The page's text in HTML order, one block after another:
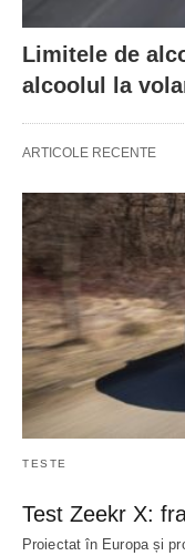
Limitele de
alcoolul la
ARTICOLE RECENTE
TESTE
Test Zeekr X:
Proiectat în Europa și